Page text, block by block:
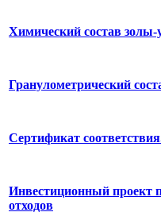
Химический состав золы-
Гранулометрический
Сертификат
Инвестиционный проект
отходов